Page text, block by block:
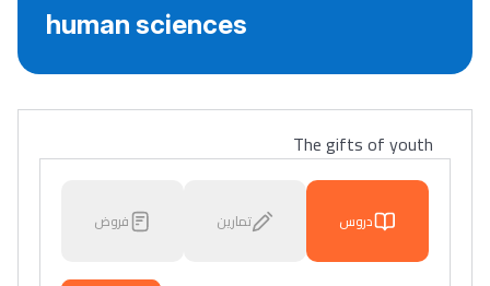
human sciences
The gifts of youth
دروس تمارين فروض